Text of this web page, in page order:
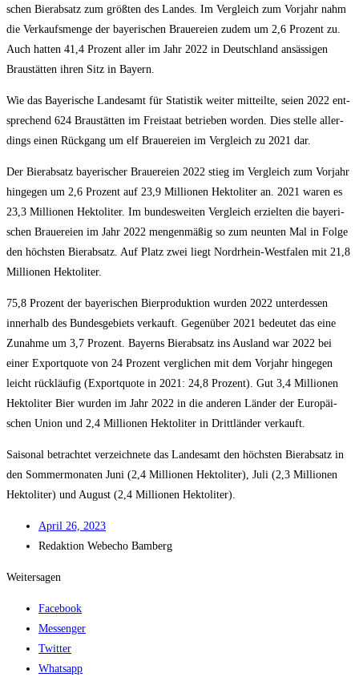
schen Bier­ab­satz zum größ­ten des Lan­des. Im Ver­gleich zum Vor­jahr nahm
die Ver­kaufs­men­ge der baye­ri­schen Braue­rei­en zudem um 2,6 Pro­zent zu.
Auch hat­ten 41,4 Pro­zent aller im Jahr 2022 in Deutsch­land ansäs­si­gen
Brau­stät­ten ihren Sitz in Bayern.
Wie das Baye­ri­sche Lan­des­amt für Sta­tis­tik wei­ter mit­teil­te, sei­en 2022 ent­
spre­chend 624 Brau­stät­ten im Frei­staat betrie­ben wor­den. Dies stel­le aller­
dings einen Rück­gang um elf Braue­rei­en im Ver­gleich zu 2021 dar.
Der Bier­ab­satz baye­ri­scher Braue­rei­en 2022 stieg im Ver­gleich zum Vor­jahr
hin­ge­gen um 2,6 Pro­zent auf 23,9 Mil­lio­nen Hek­to­li­ter an. 2021 waren es
23,3 Mil­lio­nen Hek­to­li­ter. Im bun­des­wei­ten Ver­gleich erziel­ten die baye­ri­
schen Braue­rei­en im Jahr 2022 men­gen­mä­ßig so zum neun­ten Mal in Fol­ge
den höchs­ten Bier­ab­satz. Auf Platz zwei liegt Nord­rhein-West­fa­len mit 21,8
Mil­lio­nen Hektoliter.
75,8 Pro­zent der baye­ri­schen Bier­pro­duk­ti­on wur­den 2022 unter­des­sen
inner­halb des Bun­des­ge­biets ver­kauft. Gegen­über 2021 bedeu­tet das eine
Zunah­me um 3,7 Pro­zent. Bay­erns Bier­ab­satz ins Aus­land war 2022 bei
einer Export­quo­te von 24 Pro­zent ver­gli­chen mit dem Vor­jahr hin­ge­gen
leicht rück­läu­fig (Export­quo­te in 2021: 24,8 Pro­zent). Gut 3,4 Mil­lio­nen
Hek­to­li­ter Bier wur­den im Jahr 2022 in die ande­ren Län­der der Euro­päi­
schen Uni­on und 2,4 Mil­lio­nen Hek­to­li­ter in Dritt­län­der verkauft.
Sai­so­nal betrach­tet ver­zeich­ne­te das Lan­des­amt den höchs­ten Bier­ab­satz in
den Som­mer­mo­na­ten Juni (2,4 Mil­lio­nen Hek­to­li­ter), Juli (2,3 Mil­lio­nen
Hek­to­li­ter) und August (2,4 Mil­lio­nen Hektoliter).
April 26, 2023
Redak­ti­on Web­echo Bamberg
Weitersagen
Facebook
Messenger
Twitter
Whatsapp